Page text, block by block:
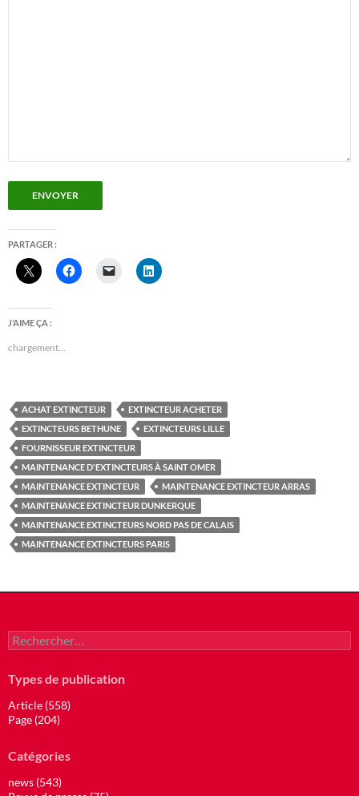
ENVOYER
PARTAGER :
J’AIME ÇA :
chargement…
ACHAT EXTINCTEUR
EXTINCTEUR ACHETER
EXTINCTEURS BETHUNE
EXTINCTEURS LILLE
FOURNISSEUR EXTINCTEUR
MAINTENANCE D'EXTINCTEURS À SAINT OMER
MAINTENANCE EXTINCTEUR
MAINTENANCE EXTINCTEUR ARRAS
MAINTENANCE EXTINCTEUR DUNKERQUE
MAINTENANCE EXTINCTEURS NORD PAS DE CALAIS
MAINTENANCE EXTINCTEURS PARIS
Rechercher :
Types de publication
Article (558)
Page (204)
Catégories
news (543)